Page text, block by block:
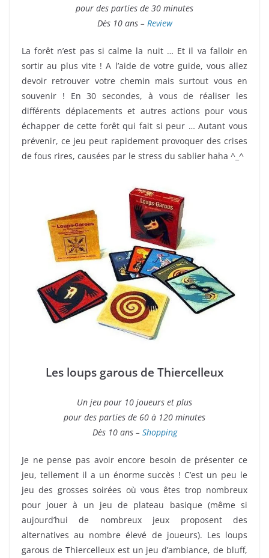
pour des parties de 30 minutes
Dès 10 ans – Review
La forêt n’est pas si calme la nuit … Et il va falloir en
sortir au plus vite ! A l’aide de votre guide, vous allez
devoir retrouver votre chemin mais surtout vous en
souvenir ! En 30 secondes, à vous de réaliser les
différents déplacements et autres actions pour vous
échapper de cette forêt qui fait si peur … Autant vous
prévenir, ce jeu peut rapidement provoquer des crises
de fous rires, causées par le stress du sablier haha ^_^
Les loups garous de Thiercelleux
Un jeu pour 10 joueurs et plus
pour des parties de 60 à 120 minutes
Dès 10 ans – Shopping
Je ne pense pas avoir encore besoin de présenter ce
jeu, tellement il a un énorme succès ! C’est un peu le
jeu des grosses soirées où vous êtes trop nombreux
pour jouer à un jeu de plateau basique (même si
aujourd’hui de nombreux jeux proposent des
alternatives au nombre élevé de joueurs). Les loups
garous de Thiercelleux est un jeu d’ambiance, de bluff,